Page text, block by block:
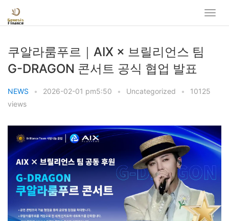
쿠알라룸푸르｜AIX × 브릴리언스 팀
G-DRAGON 콘서트 공식 협업 발표
NEWS • 2026-02-01 pm5:50 • Uncategorized •
10125
views